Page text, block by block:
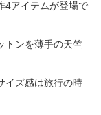
4アイテムが登場で
トンを薄手の天竺
イズ感は旅行の時